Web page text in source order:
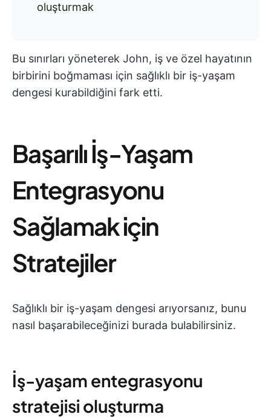
oluşturmak
Bu sınırları yöneterek John, iş ve özel hayatının
birbirini boğmaması için sağlıklı bir iş-yaşam
dengesi kurabildiğini fark etti.
Başarılı İş-Yaşam
Entegrasyonu
Sağlamak için
Stratejiler
Sağlıklı bir iş-yaşam dengesi arıyorsanız, bunu
nasıl başarabileceğinizi burada bulabilirsiniz.
İş-yaşam entegrasyonu
stratejisi oluşturma